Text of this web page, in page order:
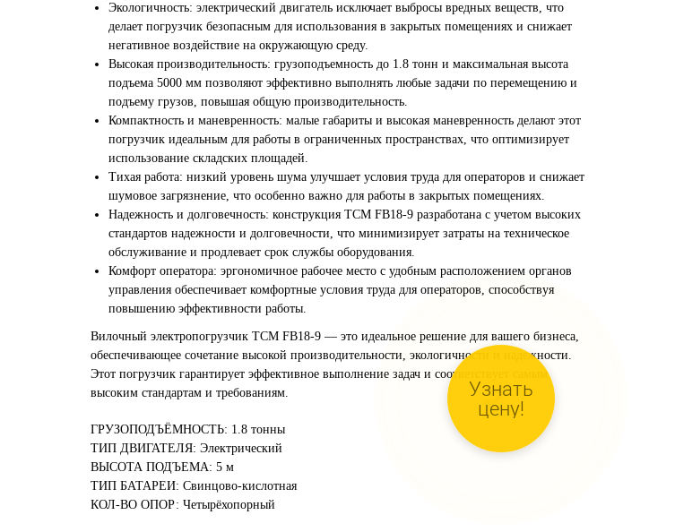
Экологичность: электрический двигатель исключает выбросы вредных веществ, что
делает погрузчик безопасным для использования в закрытых помещениях и снижает
негативное воздействие на окружающую среду.
Высокая производительность: грузоподъемность до 1.8 тонн и максимальная высота
подъема 5000 мм позволяют эффективно выполнять любые задачи по перемещению и
подъему грузов, повышая общую производительность.
Компактность и маневренность: малые габариты и высокая маневренность делают этот
погрузчик идеальным для работы в ограниченных пространствах, что оптимизирует
использование складских площадей.
Тихая работа: низкий уровень шума улучшает условия труда для операторов и снижает
шумовое загрязнение, что особенно важно для работы в закрытых помещениях.
Надежность и долговечность: конструкция TCM FB18-9 разработана с учетом высоких
стандартов надежности и долговечности, что минимизирует затраты на техническое
обслуживание и продлевает срок службы оборудования.
Комфорт оператора: эргономичное рабочее место с удобным расположением органов
управления обеспечивает комфортные условия труда для операторов, способствуя
повышению эффективности работы.
Вилочный электропогрузчик TCM FB18-9 — это идеальное решение для вашего бизнеса,
обеспечивающее сочетание высокой производительности, экологичности и надежности.
Этот погрузчик гарантирует эффективное выполнение задач и соответствует самым
высоким стандартам и требованиям.
ГРУЗОПОДЪЁМНОСТЬ: 1.8 тонны
ТИП ДВИГАТЕЛЯ: Электрический
ВЫСОТА ПОДЪЕМА: 5 м
ТИП БАТАРЕИ: Свинцово-кислотная
КОЛ-ВО ОПОР: Четырёхопорный
Узнать
цену!